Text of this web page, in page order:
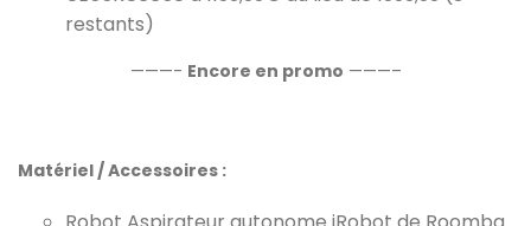
restants)
———- Encore en promo ———–
Matériel / Accessoires :